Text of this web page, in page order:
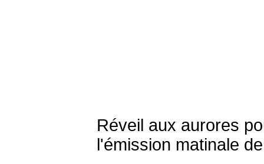
Réveil aux aurores
l'émission matinale